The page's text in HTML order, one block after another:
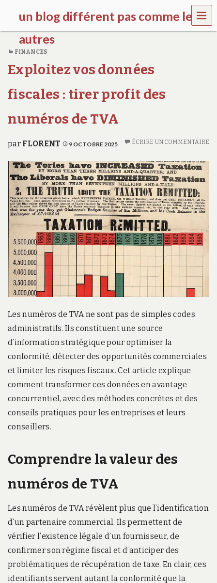
un blog différent pas comme les
autres
d
c
h
d
e
.
o
r
g
MEN
U
FINANCES
Exploitez vos données
fiscales : tirer profit des
numéros de TVA
par FLORENT 9 OCTOBRE 2025 ÉCRIRE UN COMMENTAIRE
Les numéros de TVA ne sont pas de simples codes
administratifs. Ils constituent une source
d’information stratégique pour optimiser la
conformité, détecter des opportunités commerciales
et limiter les risques fiscaux. Cet article explique
comment transformer ces données en avantage
concurrentiel, avec des méthodes concrètes et des
conseils pratiques pour les entreprises et leurs
conseillers.
Comprendre la valeur des
numéros de TVA
Les numéros de TVA révèlent plus que l’identification
d’un partenaire commercial. Ils permettent de
vérifier l’existence légale d’un fournisseur, de
confirmer son régime fiscal et d’anticiper des
problématiques de récupération de taxe. En clair, ces
identifiants servent autant la conformité que la